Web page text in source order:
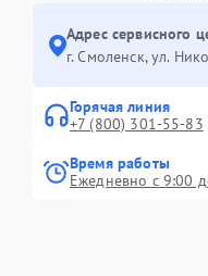
Адрес сервисного
г. Смоленск, ул.
Горячая линия
+7 (800) 301-55-83
Время работы
Ежедневно с 9:00